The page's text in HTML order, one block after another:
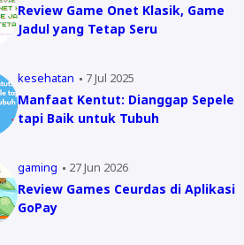
Review Game Onet Klasik, Game
Jadul yang Tetap Seru
kesehatan 7 Jul 2025
Manfaat Kentut: Dianggap Sepele
tapi Baik untuk Tubuh
gaming 27 Jun 2026
Review Games Ceurdas di Aplikasi
GoPay